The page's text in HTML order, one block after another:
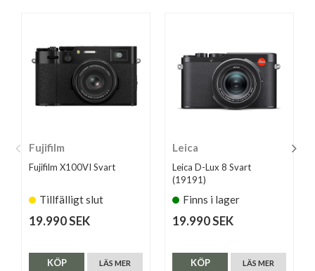
Fujifilm
Fujifilm X100VI Svart
Tillfälligt slut
19.990 SEK
LÄS MER
KÖP
Leica
Leica D-Lux 8 Svart
(19191)
Finns i lager
19.990 SEK
LÄS MER
KÖP